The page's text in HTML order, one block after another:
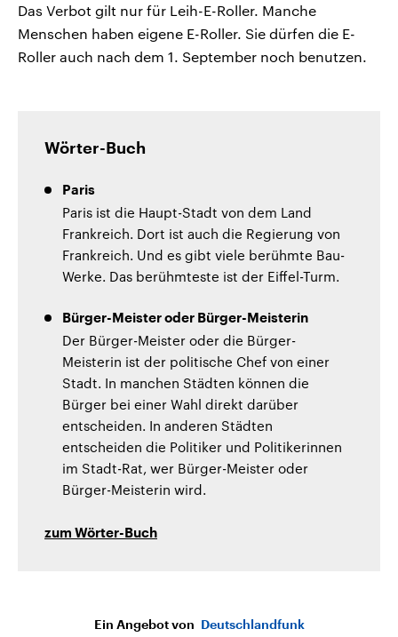
Das Verbot gilt nur für Leih-E-Roller. Manche
Menschen haben eigene E-Roller. Sie dürfen die E-
Roller auch nach dem 1. September noch benutzen.
Wörter-Buch
Paris
Paris ist die Haupt-Stadt von dem Land
Frankreich. Dort ist auch die Regierung von
Frankreich. Und es gibt viele berühmte Bau-
Werke. Das berühmteste ist der Eiffel-Turm.
Bürger-Meister oder Bürger-Meisterin
Der Bürger-Meister oder die Bürger-
Meisterin ist der politische Chef von einer
Stadt. In manchen Städten können die
Bürger bei einer Wahl direkt darüber
entscheiden. In anderen Städten
entscheiden die Politiker und Politikerinnen
im Stadt-Rat, wer Bürger-Meister oder
Bürger-Meisterin wird.
zum Wörter-Buch
Ein Angebot von Deutschlandfunk